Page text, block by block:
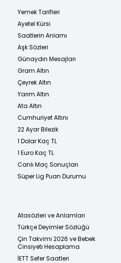
Yemek Tarifleri
Ayetel Kürsi
Saatlerin Anlamı
Aşk Sözleri
Günaydın Mesajları
Gram Altın
Çeyrek Altın
Yarım Altın
Ata Altın
Cumhuriyet Altını
22 Ayar Bilezik
1 Dolar Kaç TL
1 Euro Kaç TL
Canlı Maç Sonuçları
Süper Lig Puan Durumu
Atasözleri ve Anlamları
Türkçe Deyimler Sözlüğü
Çin Takvimi 2026 ve Bebek
Cinsiyeti Hesaplama
İETT Sefer Saatleri